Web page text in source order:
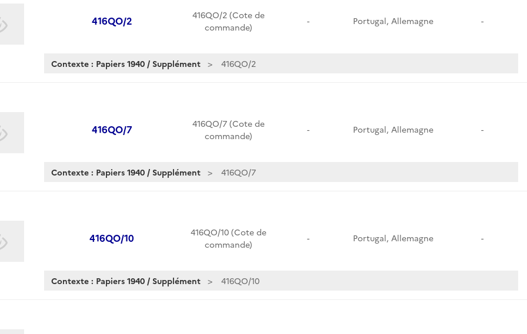
416QO/2
416QO/2 (Cote de
commande)
- Portugal, Allemagne -
Contexte : Papiers 1940 / Supplément 416QO/2
416QO/7
416QO/7 (Cote de
commande)
- Portugal, Allemagne -
Contexte : Papiers 1940 / Supplément 416QO/7
416QO/10
416QO/10 (Cote de
commande)
- Portugal, Allemagne -
Contexte : Papiers 1940 / Supplément 416QO/10